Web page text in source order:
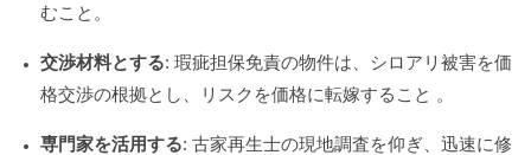
むこと。
交渉材料とする: 瑕疵担保免責の物件は、シロアリ被害を価
格交渉の根拠とし、リスクを価格に転嫁すること 。
専門家を活用する: 古家再生士の現地調査を仰ぎ、迅速に修